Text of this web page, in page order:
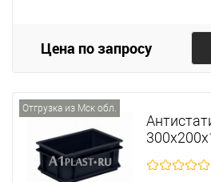
Цена по запросу
Отгрузка из Мск обл.